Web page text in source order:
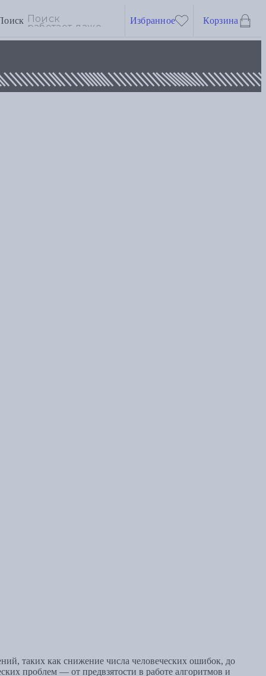
Избранное Корзина
таких как снижение числа человеческих ошибок, до
проблем — от предвзятости в работе алгоритмов и